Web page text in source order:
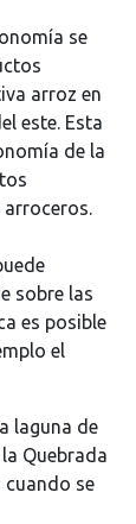
se
arroz en
este. Esta
de la
sobre las
es posible
el
laguna de
Quebrada
cuando se